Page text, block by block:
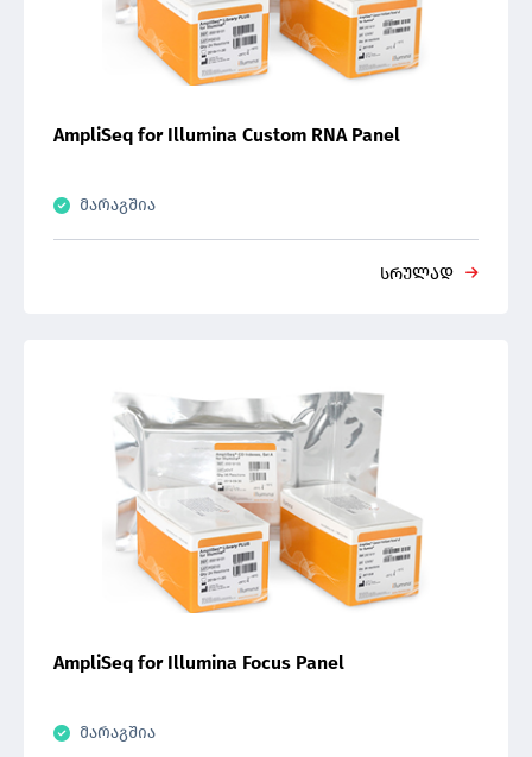
AmpliSeq for Illumina Custom RNA Panel
მარაგშია
სრულად
AmpliSeq for Illumina Focus Panel
მარაგშია